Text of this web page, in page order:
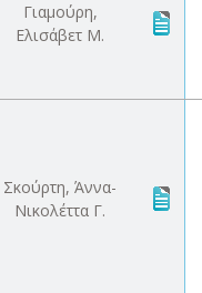
Γιαμούρη,
Ελισάβετ Μ.
Σκούρτη, Άννα-
Νικολέττα Γ.